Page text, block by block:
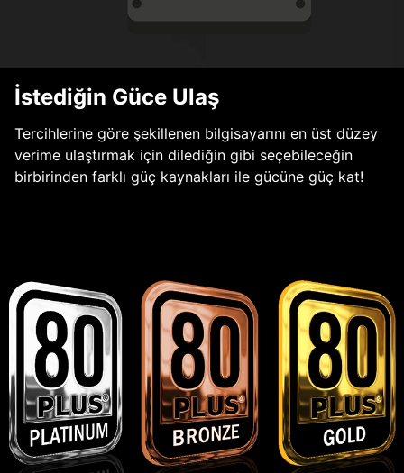
İstediğin Güce Ulaş
Tercihlerine göre şekillenen bilgisayarını en üst düzey
verime ulaştırmak için dilediğin gibi seçebileceğin
birbirinden farklı güç kaynakları ile gücüne güç kat!